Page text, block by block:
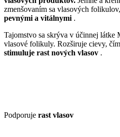
zmenšovaním sa vlasových
pevnými a vitálnymi .
Tajomstvo sa skrýva v účinnej látke
vlasové folikuly. Rozširuje cievy,
stimuluje rast nových vlasov .
Podporuje rast vlasov